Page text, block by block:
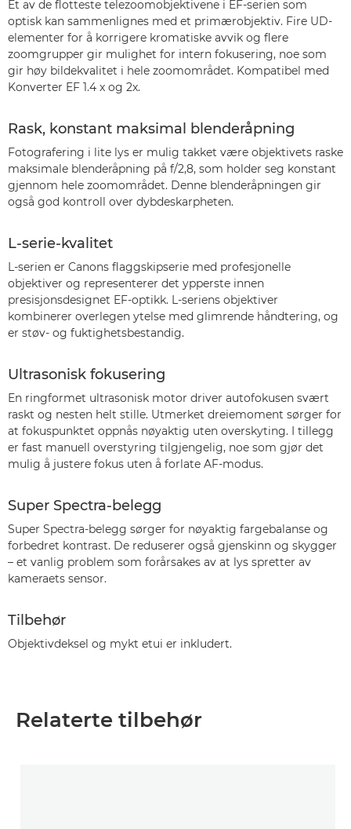
Et av de flotteste telezoomobjektivene i EF-serien som
optisk kan sammenlignes med et primærobjektiv. Fire UD-
elementer for å korrigere kromatiske avvik og flere
zoomgrupper gir mulighet for intern fokusering, noe som
gir høy bildekvalitet i hele zoomområdet. Kompatibel med
Konverter EF 1.4 x og 2x.
Rask, konstant maksimal blenderåpning
Fotografering i lite lys er mulig takket være objektivets raske
maksimale blenderåpning på f/2,8, som holder seg konstant
gjennom hele zoomområdet. Denne blenderåpningen gir
også god kontroll over dybdeskarpheten.
L-serie-kvalitet
L-serien er Canons flaggskipserie med profesjonelle
objektiver og representerer det ypperste innen
presisjonsdesignet EF-optikk. L-seriens objektiver
kombinerer overlegen ytelse med glimrende håndtering, og
er støv- og fuktighetsbestandig.
Ultrasonisk fokusering
En ringformet ultrasonisk motor driver autofokusen svært
raskt og nesten helt stille. Utmerket dreiemoment sørger for
at fokuspunktet oppnås nøyaktig uten overskyting. I tillegg
er fast manuell overstyring tilgjengelig, noe som gjør det
mulig å justere fokus uten å forlate AF-modus.
Super Spectra-belegg
Super Spectra-belegg sørger for nøyaktig fargebalanse og
forbedret kontrast. De reduserer også gjenskinn og skygger
– et vanlig problem som forårsakes av at lys spretter av
kameraets sensor.
Tilbehør
Objektivdeksel og mykt etui er inkludert.
Relaterte tilbehør